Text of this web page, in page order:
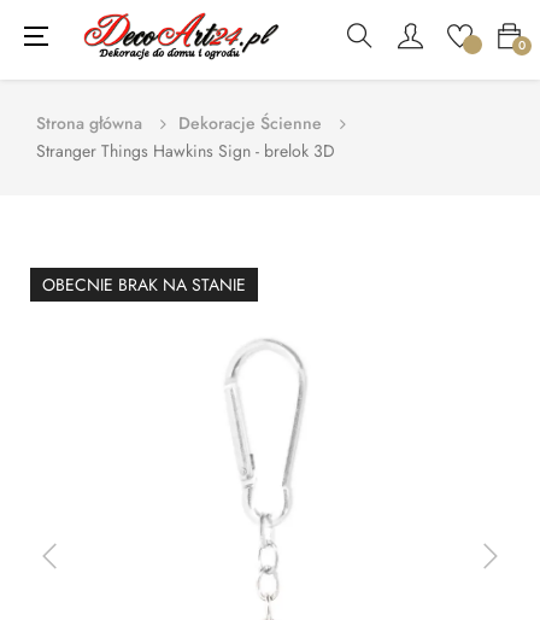
0
Toggle
navigation
☰
Strona główna
Dekoracje Ścienne
Stranger Things Hawkins Sign - brelok 3D
OBECNIE BRAK NA STANIE